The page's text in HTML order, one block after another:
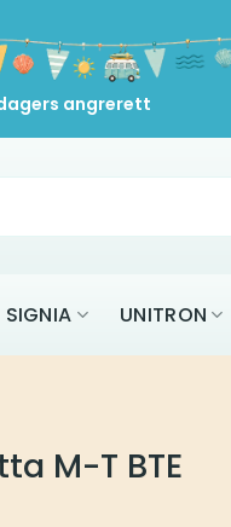
angrerett
SIGNIA UNITRON
M-T BTE